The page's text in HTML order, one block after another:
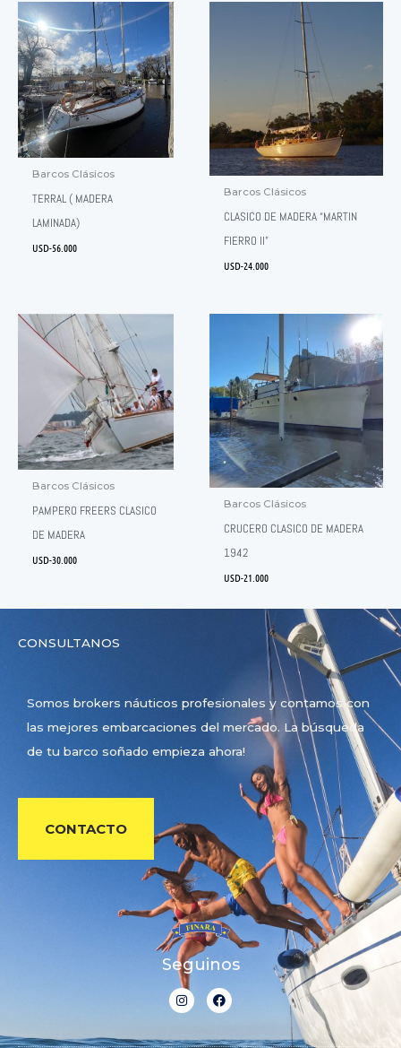
Barcos Clásicos
TERRAL ( MADERA
LAMINADA)
USD-56.000
Barcos Clásicos
CLASICO DE MADERA “MARTIN
FIERRO II”
USD-24.000
Barcos Clásicos
PAMPERO FREERS CLASICO
DE MADERA
USD-30.000
Barcos Clásicos
CRUCERO CLASICO DE MADERA
1942
USD-21.000
CONSULTANOS
Somos brokers náuticos profesionales y contamos con
las mejores embarcaciones del mercado. La búsqueda
de tu barco soñado empieza ahora!
CONTACTO
Seguinos
I
n
s
a
F
a
c
b